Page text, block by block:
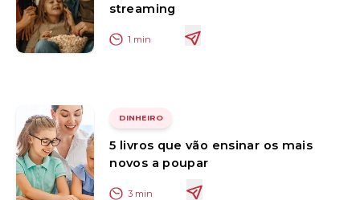
streaming
1 min
DINHEIRO
5 livros que vão ensinar os mais
novos a poupar
3 min